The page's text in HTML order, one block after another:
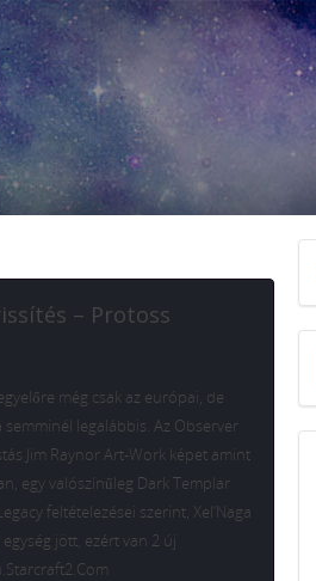
– Protoss
még csak az európai, de
semminél legalábbis. Az Observer
Jim Raynor Art-Work képet amint
egy valószínűleg Dark Templar
feltételezései szerint, Xel’Naga
jött, ezért van 2 új